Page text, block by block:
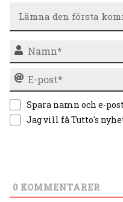
Spara namn och e-
Jag vill få Tutto's
0 KOMMENTARER